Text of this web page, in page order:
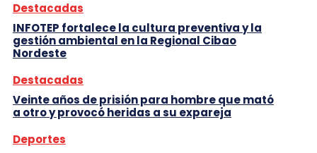
Destacadas
INFOTEP fortalece la cultura preventiva y la
gestión ambiental en la Regional Cibao
Nordeste
Destacadas
Veinte años de prisión para hombre que mató
a otro y provocó heridas a su expareja
Deportes